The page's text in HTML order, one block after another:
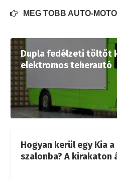
MÉG TÖBB AUTÓ-
Dupla fedélzeti töltőt
elektromos teherautó
Hogyan kerül egy Kia
szalonba? A kirakaton